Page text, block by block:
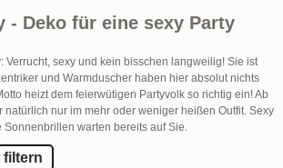
- Deko für eine sexy Party
Verrucht, sexy und kein bisschen langweilig! Sie ist
und Warmduscher haben hier absolut nichts
heizt dem feierwütigen Partyvolk so richtig ein! Ab
natürlich nur im mehr oder weniger heißen Outfit. Sexy
warten bereits auf Sie.
filtern